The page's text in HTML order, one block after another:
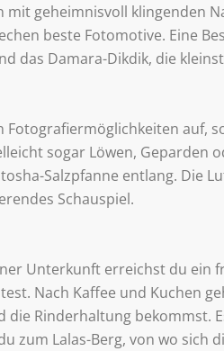
geheimnisvoll klingenden
beste Fotomotive. Eine
das Damara-Dikdik, die
auf,
sogar Löwen, Geparden
Salzpfanne entlang. Die
Schauspiel.
Unterkunft erreichst du ein
Nach Kaffee und Kuchen
Rinderhaltung bekommst.
zum Lalas-Berg, von wo sich